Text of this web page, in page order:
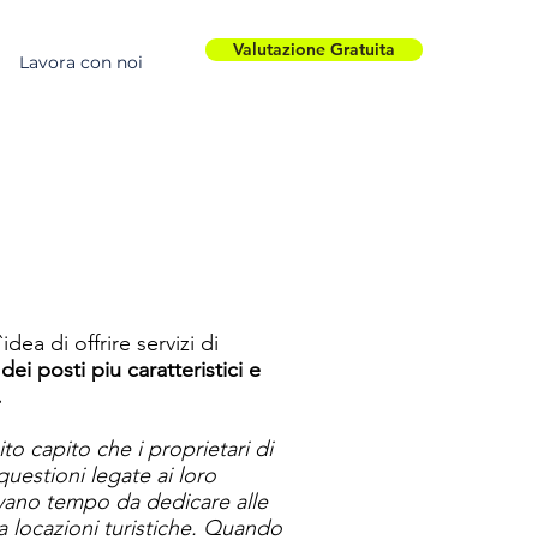
Lavora con noi
Valutazione Gratuita
di offrire servizi di
posti piu caratteristici e
capito che i proprietari di
legate ai loro
tempo da dedicare alle
locazioni turistiche. Quando